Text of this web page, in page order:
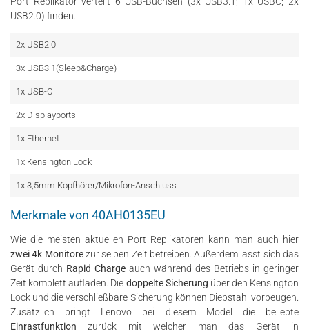
USB2.0) finden.
2x USB2.0
3x USB3.1(Sleep&Charge)
1x USB-C
2x Displayports
1x Ethernet
1x Kensington Lock
1x 3,5mm Kopfhörer/Mikrofon-Anschluss
Merkmale von 40AH0135EU
Wie die meisten aktuellen Port Replikatoren kann man auch hier
zwei 4k Monitorezur selben Zeit betreiben. Außerdem lässt sich das
Gerät durch Rapid Charge auch während des Betriebs in geringer
Zeit komplett aufladen. Die doppelte Sicherung über den Kensington
Lock und die verschließbare Sicherung können Diebstahl vorbeugen.
Zusätzlich bringt Lenovo bei diesem Model die beliebte
Einrastfunktion zurück mit welcher man das Gerät in